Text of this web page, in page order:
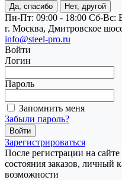
Да, спасибо Нет, другой
Пн-Пт: 09:00 - 18:00 Cб-Вс:
г. Москва, Дмитровское
info@steel-pro.ru
Войти
Логин
Пароль
Запомнить меня
Забыли пароль?
Зарегистрироваться
После регистрации на
состояния заказов, личный
возможности